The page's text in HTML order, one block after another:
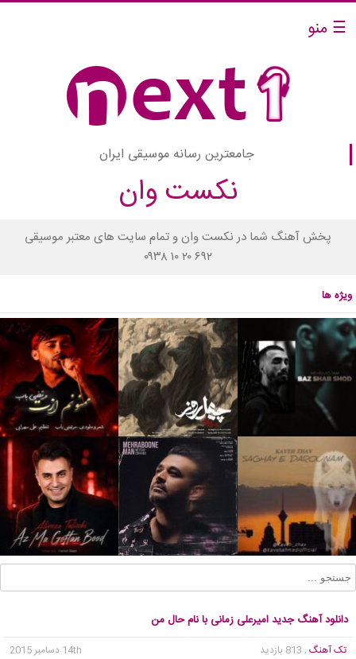
☰ منو
جامعترین رسانه موسیقی ایران
نکست وان
پخش آهنگ شما در نکست وان و تمام سایت های معتبر موسیقی
۰۹۳۸ ۱۰ ۲۰ ۶۹۲
ویژه ها
دانلود آهنگ جدید امیرعلی زمانی با نام حال من
تک آهنگ , 813 بازدید 14th دسامبر 2015